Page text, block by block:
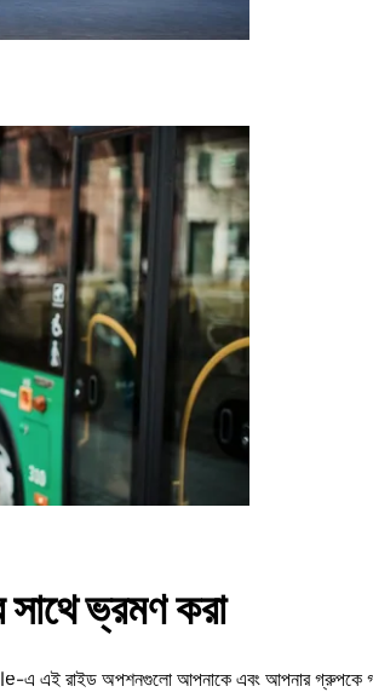
ভ্রমণ করা
এ এই রাইড অপশনগুলো আপনাকে এবং আপনার গ্রুপকে